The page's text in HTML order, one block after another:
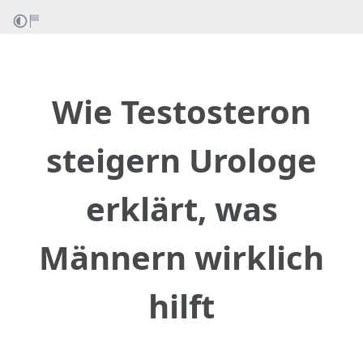
Wie Testosteron
steigern Urologe
erklärt, was
Männern wirklich
hilft